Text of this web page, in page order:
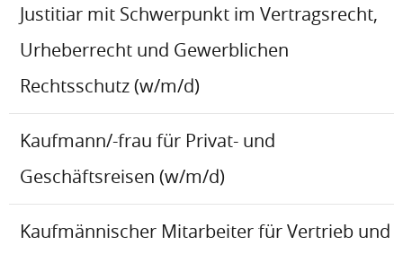
Justitiar mit Schwerpunkt im Vertragsrecht,
Urheberrecht und Gewerblichen
Rechtsschutz (w/m/d)
Kaufmann/-frau für Privat- und
Geschäftsreisen (w/m/d)
Kaufmännischer Mitarbeiter für Vertrieb und